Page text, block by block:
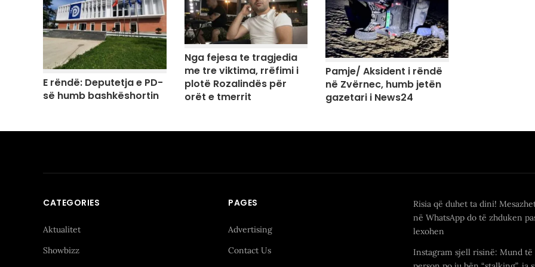
E rëndë: Deputetja e PD-
së humb bashkëshortin
Nga fejesa te tragjedia
me tre viktima, rrëfimi i
plotë Rozalindës për
orët e tmerrit
Pamje/ Aksident i rëndë
në Zvërnec, humb jetën
gazetari i News24
CATEGORIES
Aktualitet
Showbizz
PAGES
Advertising
Contact Us
Risia që duhet ta dini!
në WhatsApp do të zhduken
lexohen
Instagram sjell risinë: Mund